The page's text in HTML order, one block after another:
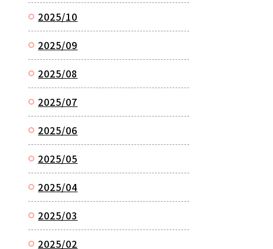
2025/10
2025/09
2025/08
2025/07
2025/06
2025/05
2025/04
2025/03
2025/02